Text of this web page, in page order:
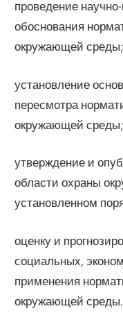
проведение
обоснования
окружающей среды;
установление
пересмотра
окружающей среды;
утверждение и
области охраны
установленном
оценку и
социальных,
применения
окружающей среды.